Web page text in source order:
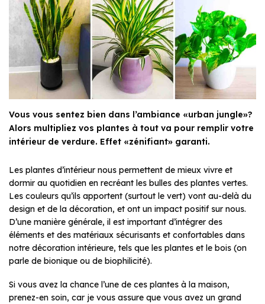
Vous vous sentez bien dans l’ambiance «urban jungle»?
Alors multipliez vos plantes à tout va pour remplir votre
intérieur de verdure. Effet «zénifiant» garanti.
Les plantes d’intérieur nous permettent de mieux vivre et
dormir au quotidien en recréant les bulles des plantes vertes.
Les couleurs qu’ils apportent (surtout le vert) vont au-delà du
design et de la décoration, et ont un impact positif sur nous.
D’une manière générale, il est important d’intégrer des
éléments et des matériaux sécurisants et confortables dans
notre décoration intérieure, tels que les plantes et le bois (on
parle de bionique ou de biophilicité).
Si vous avez la chance l’une de ces plantes à la maison,
prenez-en soin, car je vous assure que vous avez un grand